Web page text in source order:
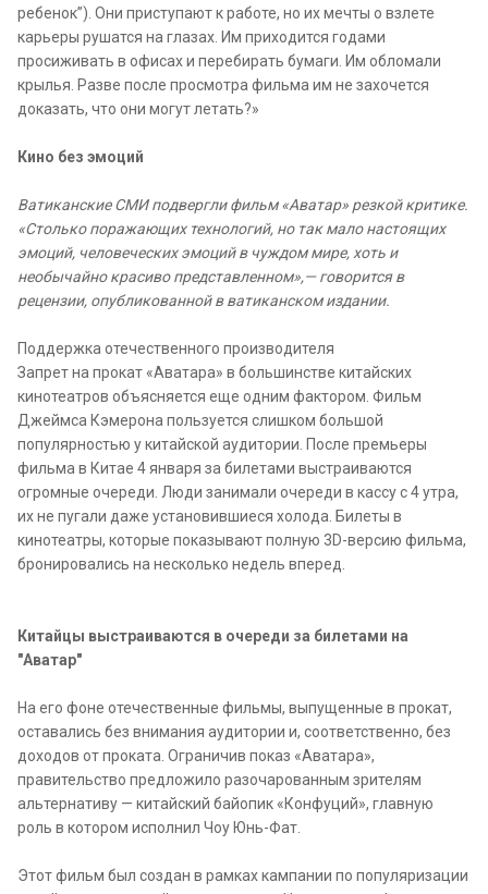
ребенок”). Они приступают к работе, но их мечты о взлете
карьеры рушатся на глазах. Им приходится годами
просиживать в офисах и перебирать бумаги. Им обломали
крылья. Разве после просмотра фильма им не захочется
доказать, что они могут летать?»
Кино без эмоций
Ватиканские СМИ подвергли фильм «Аватар» резкой критике.
«Столько поражающих технологий, но так мало настоящих
эмоций, человеческих эмоций в чуждом мире, хоть и
необычайно красиво представленном»,— говорится в
рецензии, опубликованной в ватиканском издании.
Поддержка отечественного производителя
Запрет на прокат «Аватара» в большинстве китайских
кинотеатров объясняется еще одним фактором. Фильм
Джеймса Кэмерона пользуется слишком большой
популярностью у китайской аудитории. После премьеры
фильма в Китае 4 января за билетами выстраиваются
огромные очереди. Люди занимали очереди в кассу с 4 утра,
их не пугали даже установившиеся холода. Билеты в
кинотеатры, которые показывают полную 3D-версию фильма,
бронировались на несколько недель вперед.
Китайцы выстраиваются в очереди за билетами на
"Аватар"
На его фоне отечественные фильмы, выпущенные в прокат,
оставались без внимания аудитории и, соответственно, без
доходов от проката. Ограничив показ «Аватара»,
правительство предложило разочарованным зрителям
альтернативу — китайский байопик «Конфуций», главную
роль в котором исполнил Чоу Юнь-Фат.
Этот фильм был создан в рамках кампании по популяризации